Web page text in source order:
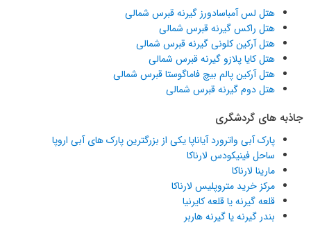
هتل لس آمباسادورز گیرنه قبرس شمالی
هتل راکس گیرنه قبرس شمالی
هتل آرکین کلونی گیرنه قبرس شمالی
هتل کایا پلازو گیرنه قبرس شمالی
هتل آرکین پالم بیچ فاماگوستا قبرس شمالی
هتل دوم گیرنه قبرس شمالی
جاذبه های گردشگری
پارک آبی واترورد آیاناپا یکی از بزرگترین پارک های آبی اروپا
ساحل فینیکودس لارناکا
مارینا لارناکا
مرکز خرید متروپلیس لارناکا
قلعه گیرنه یا قلعه کایرنیا
بندر گیرنه یا گیرنه هاربر